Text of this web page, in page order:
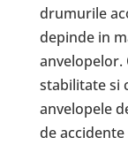
drumurile
depinde in
anvelopelor.
stabilitate si
anvelopele
de